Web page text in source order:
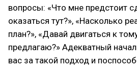
вопросы: «Что мне предстоит
оказаться тут?», «Насколько
план?», «Давай двигаться к
предлагаю?» Адекватный
вас за такой подход и